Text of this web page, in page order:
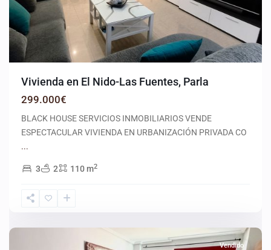
Vivienda en El Nido-Las Fuentes, Parla
299.000€
BLACK HOUSE SERVICIOS INMOBILIARIOS VENDE
ESPECTACULAR VIVIENDA EN URBANIZACIÓN PRIVADA CO
...
3 2 110 m2
Vendido